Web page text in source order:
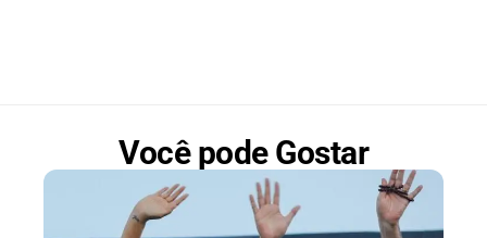
Você pode Gostar